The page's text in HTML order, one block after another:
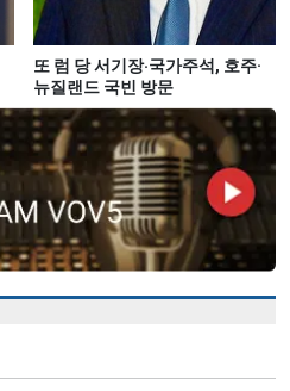
또 럼 당 서기장‧국가주석, 호주·
뉴질랜드 국빈 방문